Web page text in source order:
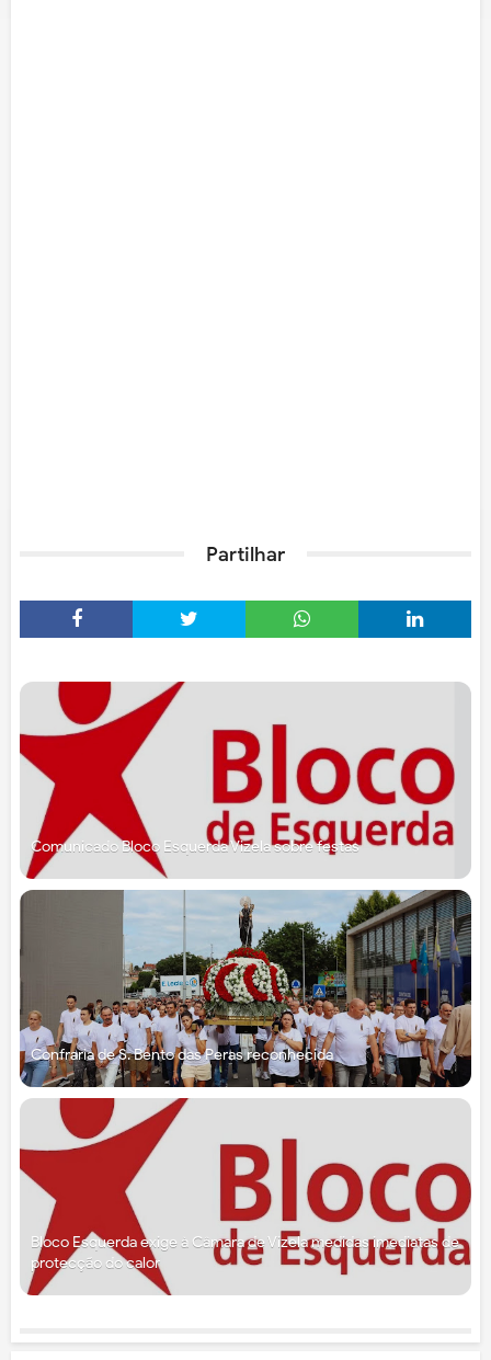
Partilhar
Comunicado Bloco Esquerda Vizela sobre festas
Confraria de S. Bento das Peras reconhecida
Bloco Esquerda exige à Câmara de Vizela medidas imediatas de
protecção do calor